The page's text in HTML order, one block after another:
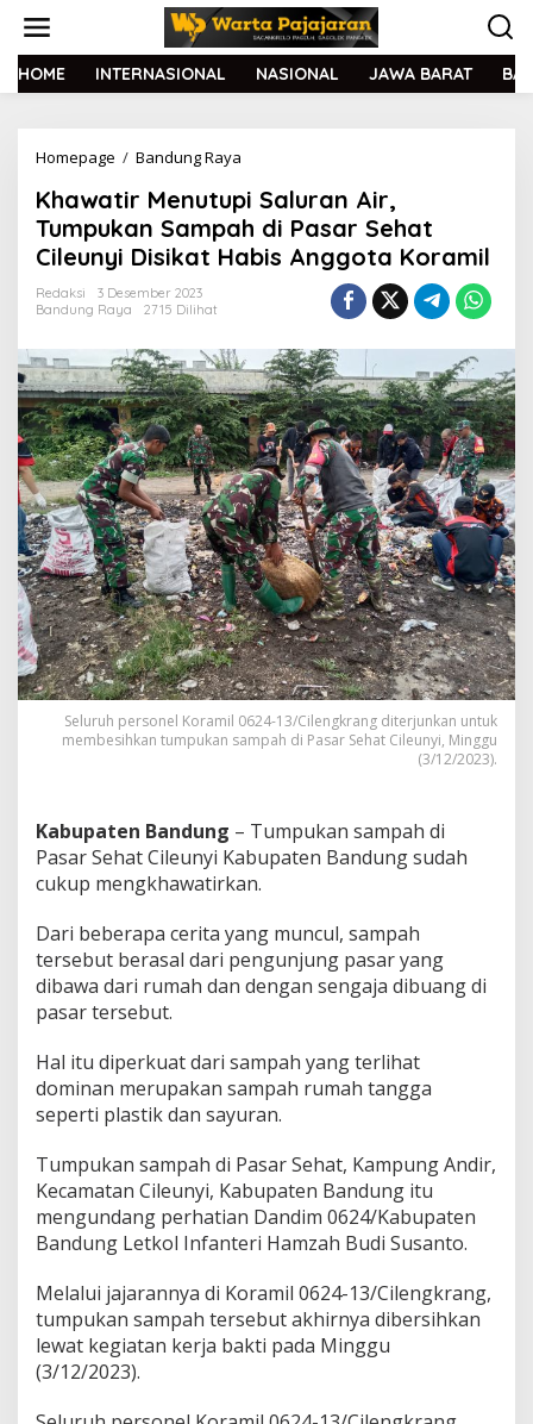
t
HOME INTERNASIONAL NASIONAL JAWA BARAT
Homepage / Bandung Raya
a
w
a
t
n
u
t
u
p
i
S
a
l
u
r
a
n
A
i
r
,
T
a
n
a
p
a
i
a
s
r
S
h
a
C
i
e
Khawatir Menutupi Saluran Air,
Tumpukan Sampah di Pasar Sehat
Cileunyi Disikat Habis Anggota Koramil
Redaksi
3 Desember 2023
Bandung Raya
2715 Dilihat
Seluruh personel Koramil 0624-13/Cilengkrang diterjunkan untuk
membesihkan tumpukan sampah di Pasar Sehat Cileunyi, Minggu
(3/12/2023).
Kabupaten Bandung – Tumpukan sampah di
Pasar Sehat Cileunyi Kabupaten Bandung sudah
cukup mengkhawatirkan.
Dari beberapa cerita yang muncul, sampah
tersebut berasal dari pengunjung pasar yang
dibawa dari rumah dan dengan sengaja dibuang di
pasar tersebut.
Hal itu diperkuat dari sampah yang terlihat
dominan merupakan sampah rumah tangga
seperti plastik dan sayuran.
Tumpukan sampah di Pasar Sehat, Kampung Andir,
Kecamatan Cileunyi, Kabupaten Bandung itu
mengundang perhatian Dandim 0624/Kabupaten
Bandung Letkol Infanteri Hamzah Budi Susanto.
Melalui jajarannya di Koramil 0624-13/Cilengkrang,
tumpukan sampah tersebut akhirnya dibersihkan
lewat kegiatan kerja bakti pada Minggu
(3/12/2023).